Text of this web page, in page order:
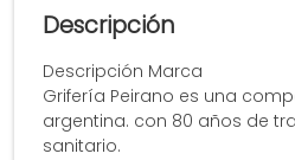
Descripción
Descripción Marca
Grifería Peirano es una
argentina. con 80 años de
sanitario.